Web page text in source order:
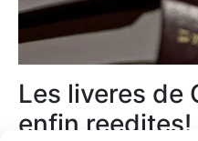
Les liveres de
enfin reedites!